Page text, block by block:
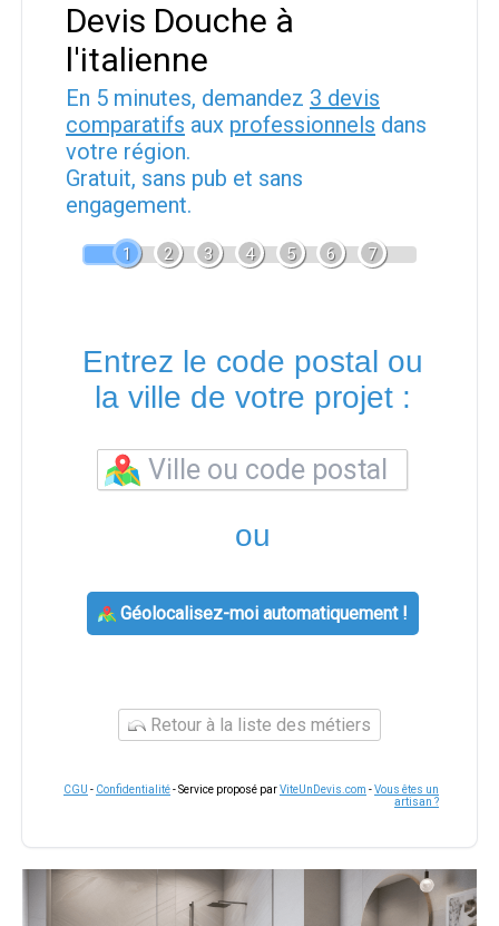
Devis Douche à
l'italienne
En 5 minutes, demandez 3 devis
comparatifs aux professionnels dans
votre région.
Gratuit, sans pub et sans
engagement.
1 2 3 4 5 6 7
Entrez le code postal ou
la ville de votre projet :
ou
Géolocalisez-moi automatiquement !
Retour à la liste des métiers
CGU - Confidentialité- Service proposé parViteUnDevis.com -Vous êtes un
artisan ?